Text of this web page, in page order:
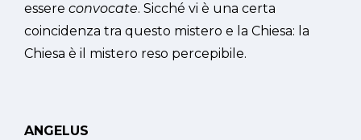
essere convocate. Sicché vi è una certa
coincidenza tra questo mistero e la Chiesa: la
Chiesa è il mistero reso percepibile.
ANGELUS